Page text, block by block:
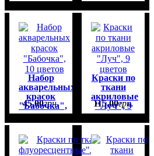
240мл
6 цветов
Набор
акварельных
красок
"Бабочка",
10 цветов
45,00грн.
Краски по
ткани
акриловые
"Луч", 9
цветов
115,00грн.